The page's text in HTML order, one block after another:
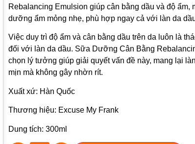
Rebalancing Emulsion giúp cân bằng dầu và độ ẩm,
dưỡng ẩm mỏng nhẹ, phù hợp ngay cả với làn da
Việc duy trì độ ẩm và cân bằng dầu trên da luôn là
đối với làn da dầu. Sữa Dưỡng Cân Bằng
chọn lý tưởng giúp giải quyết vấn đề này, mang lại
mịn mà không gây nhờn rít.
Xuất xứ: Hàn Quốc
Thương hiệu: Excuse My Frank
Dung tích: 300ml